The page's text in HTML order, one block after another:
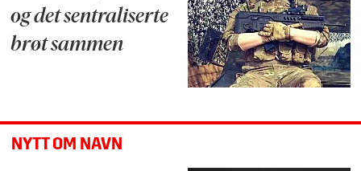
og det sentraliserte
brøt sammen
NYTT OM NAVN